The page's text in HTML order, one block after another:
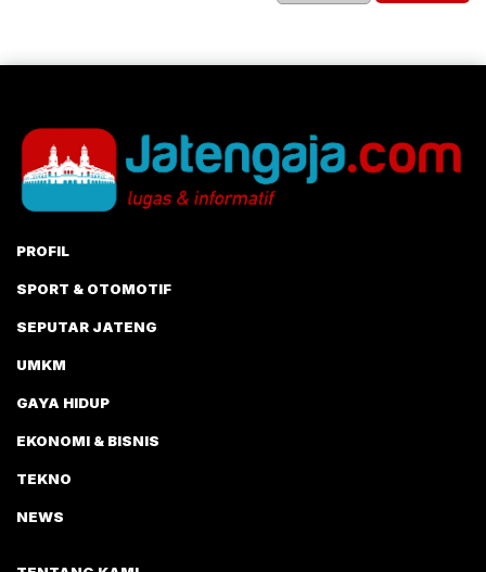
PROFIL
SPORT & OTOMOTIF
SEPUTAR JATENG
UMKM
GAYA HIDUP
EKONOMI & BISNIS
TEKNO
NEWS